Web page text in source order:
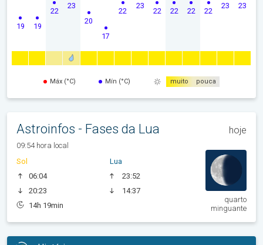
19 19
22
23
20
17
22
23
22 22 22 22
23 23
Máx (°C) Mín (°C) muito pouca
Astroinfos - Fases da Lua hoje
09:54 hora local
Sol
06:04
20:23
14h 19min
Lua
23:52
14:37
quarto
minguante